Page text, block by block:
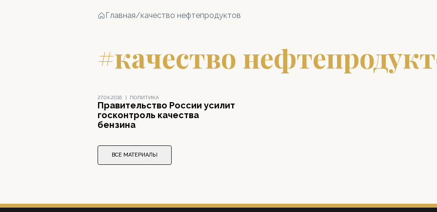
Главная/качество нефтепродуктов
#качество
27.04.2016 | ПОЛИТИКА
Правительство России усилит
госконтроль качества
бензина
ВСЕ МАТЕРИАЛЫ